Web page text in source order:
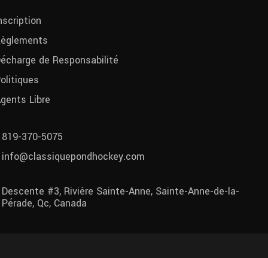
de Responsabilité
Libre
819-370-5075
info@classiquepondhockey.com
Descente #3, Rivière Sainte-Anne, Sainte-Anne-de-la-
Pérade, Qc, Canada